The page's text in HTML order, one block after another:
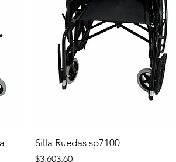
Silla Ruedas sp7100
Precio
$3,603.60